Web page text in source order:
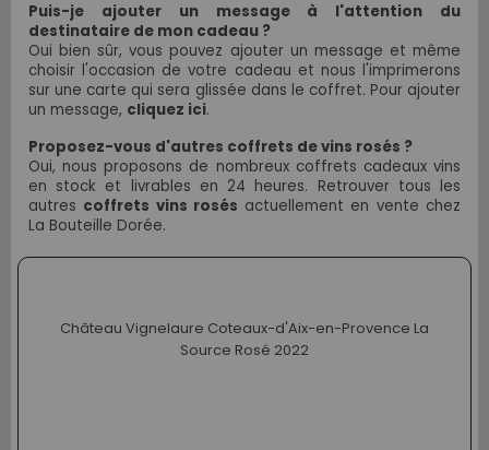
Puis-je ajouter un message à l'attention du
destinataire de mon cadeau ?
Oui bien sûr, vous pouvez ajouter un message et même
choisir l'occasion de votre cadeau et nous l'imprimerons
sur une carte qui sera glissée dans le coffret. Pour ajouter
un message, cliquez ici.
Proposez-vous d'autres coffrets de vins rosés ?
Oui, nous proposons de nombreux coffrets cadeaux vins
en stock et livrables en 24 heures. Retrouver tous les
autres coffrets vins rosés actuellement en vente chez
La Bouteille Dorée.
Château Vignelaure Coteaux-d'Aix-en-Provence La
Source Rosé 2022